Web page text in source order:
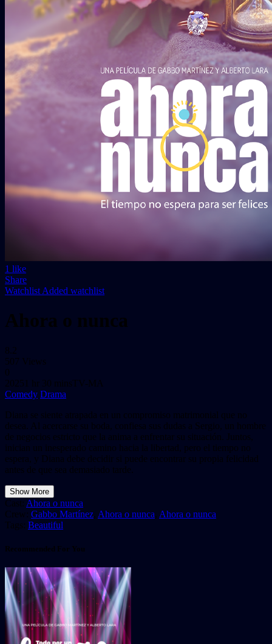
1 like
Share
Watchlist Added watchlist
Ahora o nunca
8.2
507 Views
0
2025 1 hr 30 mins TV-MA
Comedy Drama
Diana se siente atrapada en un compromiso matrimonial que no
desea. Al acercarse su boda, confiesa sus dudas a Sergio, un hombre
de negocios estricto que la anima a enfrentar su situación. Juntos,
inician un inesperado camino hacia la libertad, pero el tiempo no
espera, y Diana debe decidir si puede encontrar su propia felicidad
antes de que sea demasiado tarde.
Show More
Cast: Ahora o nunca
Crew: Gabbo Martínez, Ahora o nunca, Ahora o nunca
Tags: Beautiful
Recommended For You